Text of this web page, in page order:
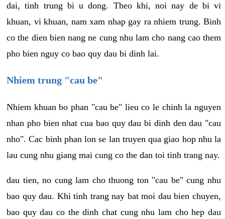
dai, tinh trung bi u dong. Theo khi, noi nay de bi vi
khuan, vi khuan, nam xam nhap gay ra nhiem trung. Binh
co the dien bien nang ne cung nhu lam cho nang cao them
pho bien nguy co bao quy dau bi dinh lai.
Nhiem trung "cau be"
Nhiem khuan bo phan "cau be" lieu co le chinh la nguyen
nhan pho bien nhat cua bao quy dau bi dinh den dau "cau
nho". Cac binh phan lon se lan truyen qua giao hop nhu la
lau cung nhu giang mai cung co the dan toi tinh trang nay.
dau tien, no cung lam cho thuong ton "cau be" cung nhu
bao quy dau. Khi tinh trang nay bat moi dau bien chuyen,
bao quy dau co the dinh chat cung nhu lam cho hep dau